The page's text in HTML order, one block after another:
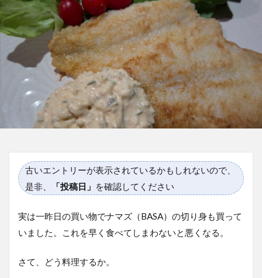
古いエントリーが表示されているかもしれないので、
是非、
「投稿日」 を確認してください
実は一昨日の買い物でナマズ（BASA）の切り身も買って
いました。これを早く食べてしまわないと悪くなる。
さて、どう料理するか。
検索